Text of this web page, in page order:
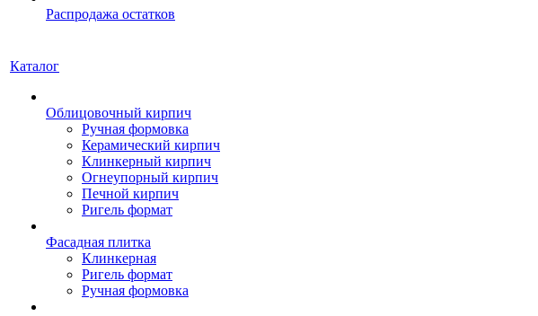
Распродажа остатков
Каталог
Облицовочный кирпич
Ручная формовка
Керамический кирпич
Клинкерный кирпич
Огнеупорный кирпич
Печной кирпич
Ригель формат
Фасадная плитка
Клинкерная
Ригель формат
Ручная формовка